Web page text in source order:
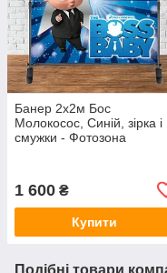
Банер 2х2м Бос
Молокосос, Синій, зірка і
смужки - Фотозона
1 600 ₴
Купити
Подібні товари